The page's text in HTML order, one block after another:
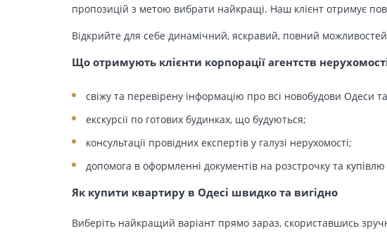
пропозицій з метою вибрати найкращі. Наш клієнт отримує
Відкрийте для себе динамічний, яскравий, повний
Що отримують клієнти корпорації агентств
свіжу та перевірену інформацію про всі новобудови Одеси
екскурсії по готових будинках, що будуються;
консультації провідних експертів у галузі нерухомості;
допомога в оформленні документів на розстрочку та
Як купити квартиру в Одесі швидко та вигідно
Виберіть найкращий варіант прямо зараз, скориставшись